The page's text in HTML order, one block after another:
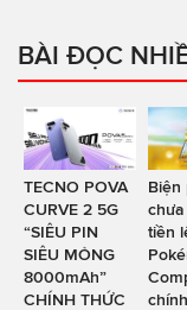
BÀI ĐỌC
TECNO POVA
CURVE 2 5G
“SIÊU PIN
SIÊU MỎNG
8000mAh”
CHÍNH THỨC
Biện
tiền